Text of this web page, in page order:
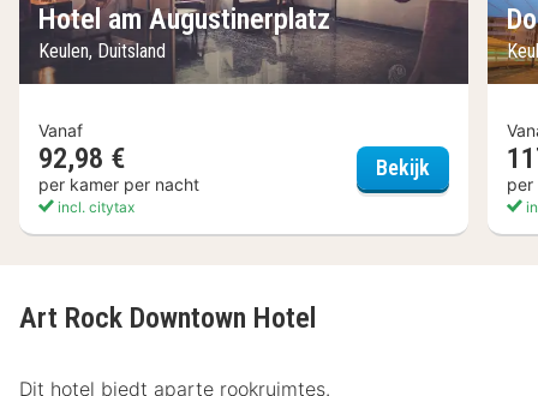
Hotel am Augustinerplatz
Keulen, Duitsland
Vanaf
92,98 €
per kamer per nacht
incl. citytax
Bekijk Hotel am
per
Art Rock Downtown Hotel
Dit hotel biedt aparte rookruimtes.